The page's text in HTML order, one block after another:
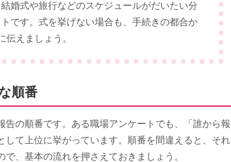
婚式や旅行などのスケジュールがだいたい分
です。式を挙げない場合も、手続きの都合か
伝えましょう。
順番
告の順番です。ある職場アンケートでも、「誰から報
して上位に挙がっています。順番を間違えると、それ
、基本の流れを押さえておきましょう。